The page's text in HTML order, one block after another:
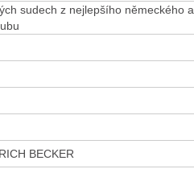
sudech z nejlepšího německého a
BECKER